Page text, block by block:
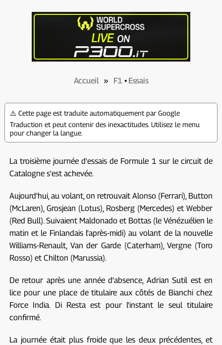
Accueil» F1• Essais
⚠️ Cette page est traduite automatiquement par Google
Traduction et peut contenir des inexactitudes. Utilisez le menu
pour changer la langue.
La troisième journée d'essais de Formule 1 sur le circuit de
Catalogne s'est achevée.
Aujourd'hui, au volant, on retrouvait Alonso (Ferrari), Button
(McLaren), Grosjean (Lotus), Rosberg (Mercedes) et Webber
(Red Bull). Suivaient Maldonado et Bottas (le Vénézuélien le
matin et le Finlandais l'après-midi) au volant de la nouvelle
Williams-Renault, Van der Garde (Caterham), Vergne (Toro
Rosso) et Chilton (Marussia).
De retour après une année d'absence, Adrian Sutil est en
lice pour une place de titulaire aux côtés de Bianchi chez
Force India. Di Resta est pour l'instant le seul titulaire
confirmé.
La journée était plus froide que les deux précédentes, et